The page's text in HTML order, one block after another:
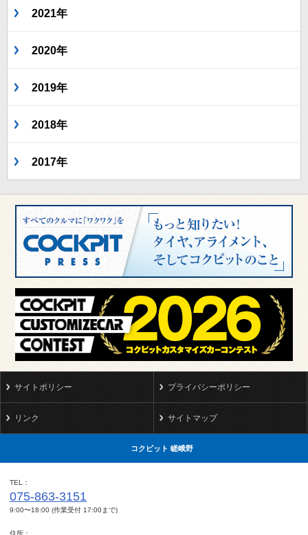
2021年
2020年
2019年
2018年
2017年
サイトポリシー プライバシーポリシー
リンク サイトマップ
コクピット 嵯峨野
TEL
075-863-3151
9:00〜18:00 (作業受付 17:00まで)
住所